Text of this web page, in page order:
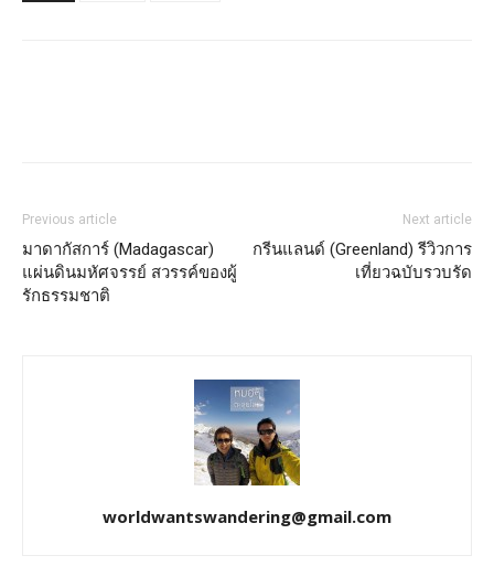
Previous article
มาดากัสการ์ (Madagascar)
แผ่นดินมหัศจรรย์ สวรรค์ของผู้
รักธรรมชาติ
Next article
กรีนแลนด์ (Greenland) รีวิวการ
เที่ยวฉบับรวบรัด
worldwantswandering@gmail.com